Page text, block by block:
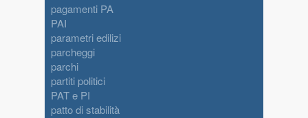
pagamenti PA
PAI
parametri edilizi
parcheggi
parchi
partiti politici
PAT e PI
patto di stabilità